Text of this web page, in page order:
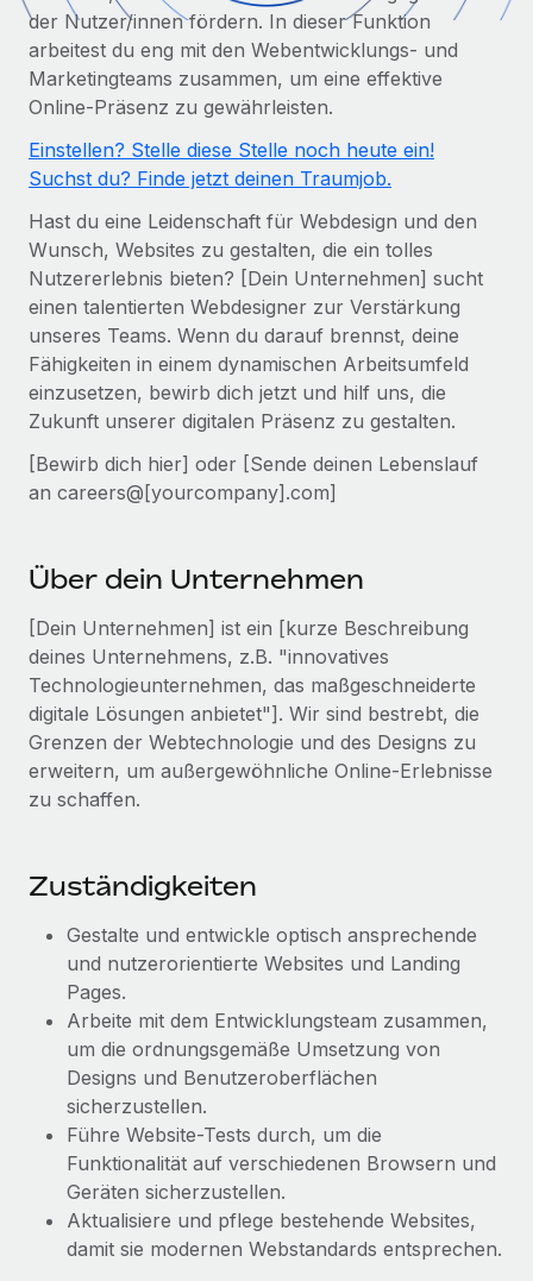
Globales Onboarding und Verwalten von
PEO
Auslagern von komplexen HR-Aufgaben
INFRASTRUKTUR
Remote Embedded
Nahtlose Integration der HR in bestehende Abläufe
Plattform
Integrierte HR-Kernfunktionen für dein Team
Verknüpfen Neu
Verknüpfung beliebiger KI-Tools mit Remote über unser
Integrationen
DIENSTLEISTUNGEN
Frag unsere Expert:innen
Hilfe von Expert:innen für globale HR & Compliance
Background-Checks
Einfacheres Bewerber:innen-Screening
Globale Bereitstellung und Verfolgung von IT-
Geräten
Gründung von Niederlassungen
Schnelle, rechtssichere Gründung von
Niederlassungen
Mobilität und Relocation
Mühelose Relocation von Mitarbeiter:innen
Benefits
Mühelose Verwaltung von Benefits
WACHSTUMSPHASE
Startups
Unternehmen
Mittelstand
Maßgeschneiderte HR-Lösungen, um Teams zu
vergrößern
Enterprise
Globale HR für Konzerne und Großunternehmen
PARTNER WERDEN
Strategische Technologiepartner
Flexible Einbettung von Global-HR-Funktionen in deine
Partner werden
Remote Build
Demnächst verfügbar
Beratung zu Integrationen und KI-Automatisierung
FALLSTUDIEN
So hat der KI-Vorreiter Weaviate sein Team mit
Open-Source-Infrastrukturen. Das...
Mehr erfahren
Strategische Partnerschaft zwischen
Reverse Tech und Remote für Contractor
Management und Payroll
Reverse Tech auf einen Blick Das Gesundheits- und
Wellness-Startup Reverse Tech hat das globale...
Mehr erfahren
Gesamtbeschäftigungskosten
Honorarzahlungen berechnen
Informationen zu möglichen Währungen und
Forschung und Leitfäden
Fallstudien
HR-Glossar
Checklisten und Vorlagen
Webinare
Newsroom
Informationen zu Gehältern und Qualifikationen
Insights Center
Hol dir Unterstützung
Alle Ressourcen anzeigen
Globale Payroll
Contractor Management
Steuern
Den Blog erkunden
BLOG
Neues zu Remote-Produkten: Integration mit
Gusto und Zero und Contractor Management
Nederlands
Français
Deutsch
Español
Italiano
Português (Portugal)
日本語
中文（简体）
Anmelden
der Nutzer/innen fördern. In dieser Funktion
arbeitest du eng mit den Webentwicklungs- und
Marketingteams zusammen, um eine effektive
Online-Präsenz zu gewährleisten.
Einstellen? Stelle diese Stelle noch heute ein!
Suchst du? Finde jetzt deinen Traumjob.
Hast du eine Leidenschaft für Webdesign und den
Wunsch, Websites zu gestalten, die ein tolles
Nutzererlebnis bieten? [Dein Unternehmen] sucht
einen talentierten Webdesigner zur Verstärkung
unseres Teams. Wenn du darauf brennst, deine
Fähigkeiten in einem dynamischen Arbeitsumfeld
einzusetzen, bewirb dich jetzt und hilf uns, die
Zukunft unserer digitalen Präsenz zu gestalten.
[Bewirb dich hier] oder [Sende deinen Lebenslauf
an careers@[yourcompany].com]
Über dein Unternehmen
[Dein Unternehmen] ist ein [kurze Beschreibung
deines Unternehmens, z.B. "innovatives
Technologieunternehmen, das maßgeschneiderte
digitale Lösungen anbietet"]. Wir sind bestrebt, die
Grenzen der Webtechnologie und des Designs zu
erweitern, um außergewöhnliche Online-Erlebnisse
zu schaffen.
Zuständigkeiten
Gestalte und entwickle optisch ansprechende
und nutzerorientierte Websites und Landing
Pages.
Arbeite mit dem Entwicklungsteam zusammen,
um die ordnungsgemäße Umsetzung von
Designs und Benutzeroberflächen
sicherzustellen.
Führe Website-Tests durch, um die
Funktionalität auf verschiedenen Browsern und
Geräten sicherzustellen.
Aktualisiere und pflege bestehende Websites,
damit sie modernen Webstandards entsprechen.